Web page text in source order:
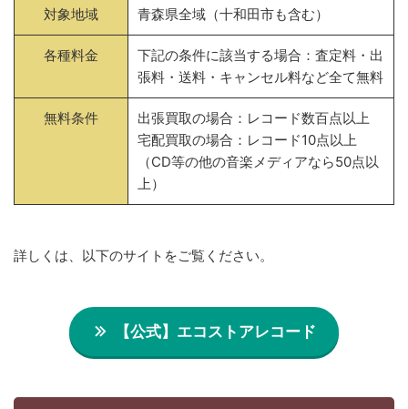
対象地域 青森県全域（十和田市も含む）
各種料金
下記の条件に該当する場合：査定料・出
張料・送料・キャンセル料など全て無料
無料条件
出張買取の場合：レコード数百点以上
宅配買取の場合：レコード10点以上
（CD等の他の音楽メディアなら50点以
上）
詳しくは、以下のサイトをご覧ください。
【公式】エコストアレコード